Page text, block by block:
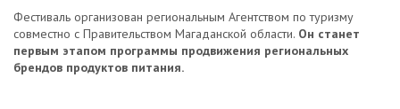
Фестиваль организован региональным Агентством по туризму
совместно с Правительством Магаданской области. Он станет
первым этапом программы продвижения региональных
брендов продуктов питания.